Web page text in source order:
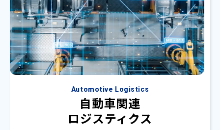
Automotive Logistics
自動車関連
ロジスティクス